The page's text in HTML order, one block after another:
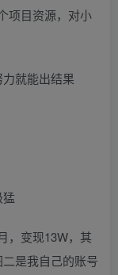
项目资源，对小
就能出结果
，变现13W，其
是我自己的账号